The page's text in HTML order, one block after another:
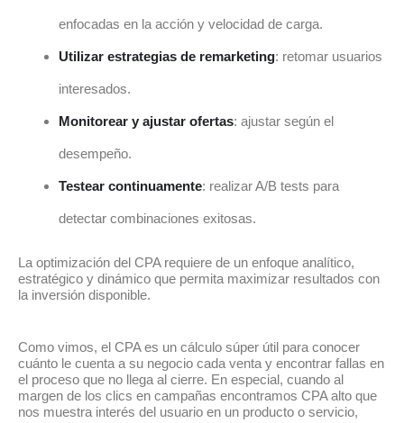
enfocadas en la acción y velocidad de carga.
Utilizar estrategias de remarketing: retomar usuarios
interesados.
Monitorear y ajustar ofertas: ajustar según el
desempeño.
Testear continuamente: realizar A/B tests para
detectar combinaciones exitosas.
La optimización del CPA requiere de un enfoque analítico,
estratégico y dinámico que permita maximizar resultados con
la inversión disponible.
Como vimos, el CPA es un cálculo súper útil para conocer
cuánto le cuenta a su negocio cada venta y encontrar fallas en
el proceso que no llega al cierre. En especial, cuando al
margen de los clics en campañas encontramos CPA alto que
nos muestra interés del usuario en un producto o servicio,